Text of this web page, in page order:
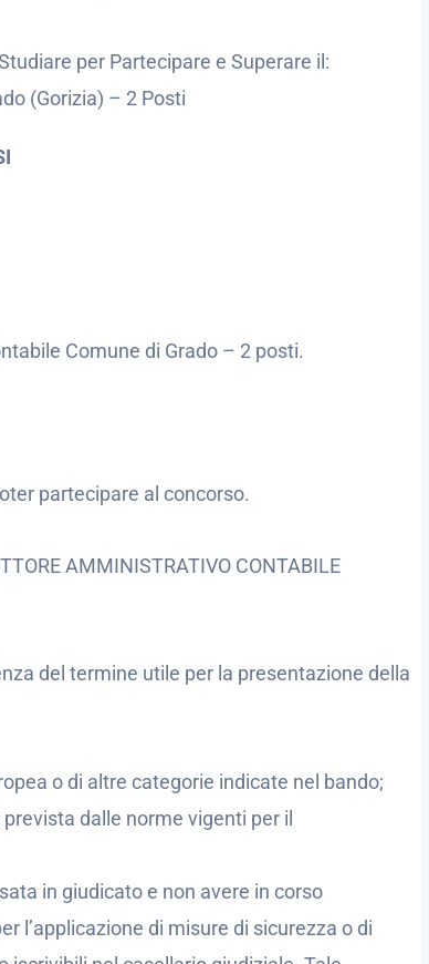
per Partecipare e Superare il:
(Gorizia) – 2 Posti
Comune di Grado – 2 posti.
partecipare al concorso.
AMMINISTRATIVO CONTABILE
del termine utile per la presentazione della
o di altre categorie indicate nel bando;
dalle norme vigenti per il
in giudicato e non avere in corso
l’applicazione di misure di sicurezza o di